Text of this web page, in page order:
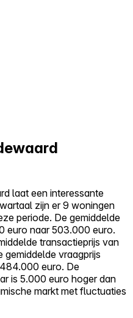
laat een interessante
zijn er 9 woningen
periode. De gemiddelde
euro naar 503.000 euro.
transactieprijs van
gemiddelde vraagprijs
euro. De
is 5.000 euro hoger dan
markt met fluctuaties